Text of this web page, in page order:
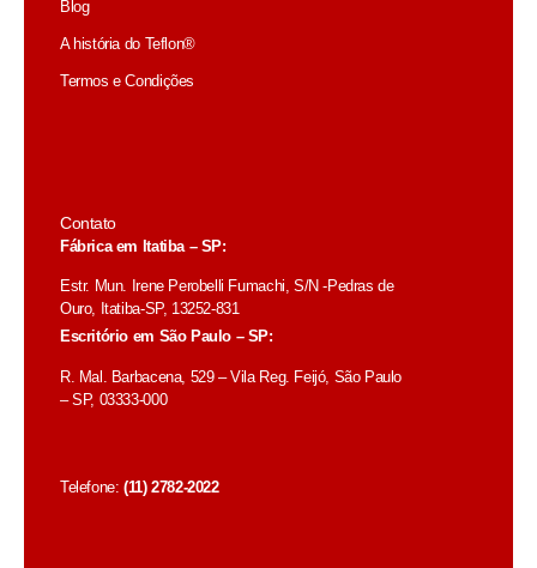
Blog
A história do Teflon®
Termos e Condições
Contato
Fábrica em Itatiba – SP:
Estr. Mun. Irene Perobelli Fumachi, S/N -Pedras de
Ouro, Itatiba-SP, 13252-831
Escritório em São Paulo – SP:
R. Mal. Barbacena, 529 – Vila Reg. Feijó, São Paulo
– SP, 03333-000
Telefone:(11) 2782-2022